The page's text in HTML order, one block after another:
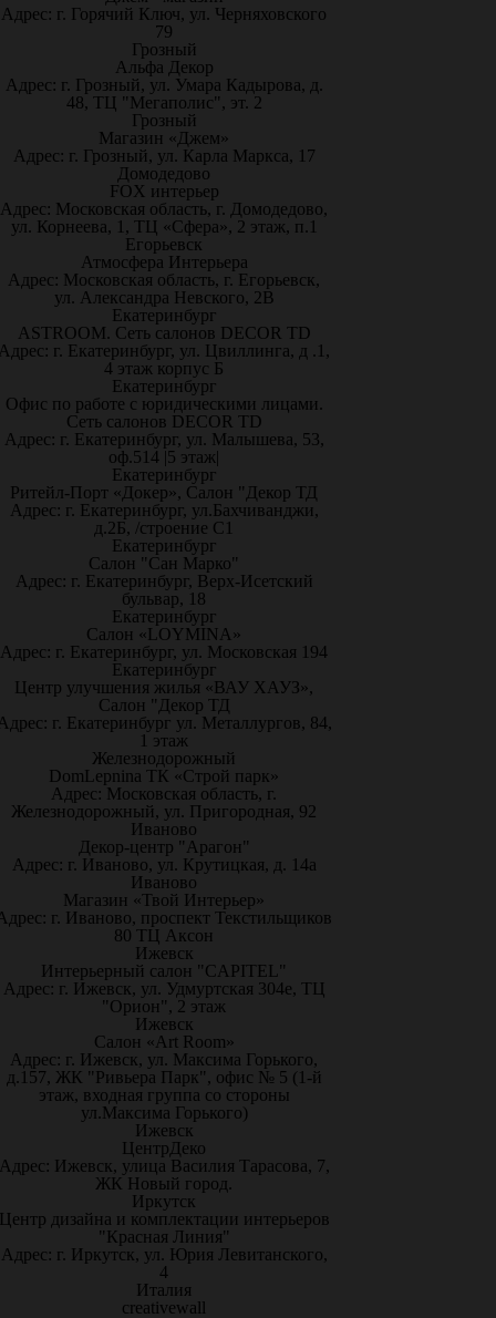
Адрес: г. Горячий Ключ, ул. Черняховского
79
Грозный
Альфа Декор
Адрес: г. Грозный, ул. Умара Кадырова, д.
48, ТЦ "Мегаполис", эт. 2
Грозный
Магазин «Джем»
Адрес: г. Грозный, ул. Карла Маркса, 17
Домодедово
FOX интерьер
Адрес: Московская область, г. Домодедово,
ул. Корнеева, 1, ТЦ «Сфера», 2 этаж, п.1
Егорьевск
Атмосфера Интерьера
Адрес: Московская область, г. Егорьевск,
ул. Александра Невского, 2В
Екатеринбург
ASTROOM. Сеть салонов DECOR TD
г. Екатеринбург, ул. Цвиллинга, д .1,
4 этаж корпус Б
Екатеринбург
Офис по работе с юридическими лицами.
Сеть салонов DECOR TD
Адрес: г. Екатеринбург, ул. Малышева, 53,
оф.514 |5 этаж|
Екатеринбург
Ритейл-Порт «Докер», Салон "Декор ТД
Адрес: г. Екатеринбург, ул.Бахчиванджи,
д.2Б, /строение С1
Екатеринбург
Салон "Сан Марко"
Адрес: г. Екатеринбург, Верх-Исетский
бульвар, 18
Екатеринбург
Салон «LOYMINA»
Адрес: г. Екатеринбург, ул. Московская 194
Екатеринбург
Центр улучшения жилья «ВАУ ХАУЗ»,
Салон "Декор ТД
г. Екатеринбург ул. Металлургов, 84,
1 этаж
Железнодорожный
DomLepnina ТК «Строй парк»
Адрес: Московская область, г.
Железнодорожный, ул. Пригородная, 92
Иваново
Декор-центр "Арагон"
Адрес: г. Иваново, ул. Крутицкая, д. 14а
Иваново
Магазин «Твой Интерьер»
г. Иваново, проспект Текстильщиков
80 ТЦ Аксон
Ижевск
Интерьерный салон "CAPITEL"
Адрес: г. Ижевск, ул. Удмуртская 304е, ТЦ
"Орион", 2 этаж
Ижевск
Салон «Art Room»
Адрес: г. Ижевск, ул. Максима Горького,
д.157, ЖК "Ривьера Парк", офис № 5 (1-й
этаж, входная группа со стороны
ул.Максима Горького)
Ижевск
ЦентрДеко
Ижевск, улица Василия Тарасова, 7,
ЖК Новый город.
Иркутск
дизайна и комплектации интерьеров
"Красная Линия"
Адрес: г. Иркутск, ул. Юрия Левитанского,
4
Италия
creativewall